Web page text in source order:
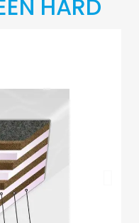
HARD